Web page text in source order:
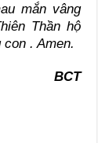
mắn vâng
Thần hộ
. Amen.
BCT